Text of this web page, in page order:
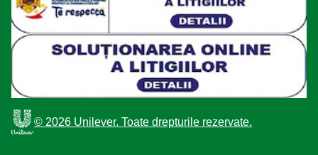
© 2026 Unilever. Toate drepturile rezervate.